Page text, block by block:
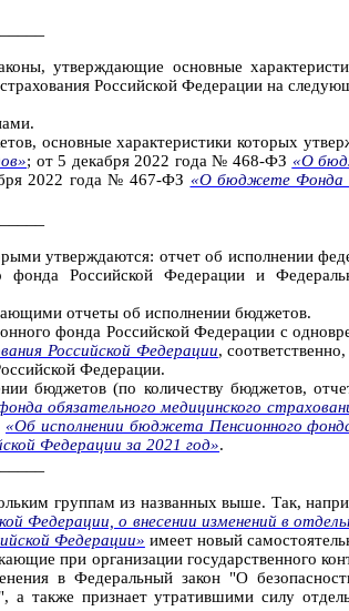
утверждающие основные
Российской Федерации на
основные характеристики которых
; от 5 декабря 2022 года № 468-ФЗ «О
2022 года № 467-ФЗ «О бюджете Фонда
утверждаются: отчет об исполнении
Российской Федерации и
отчеты об исполнении бюджетов.
фонда Российской Федерации с
Российской Федерации,
Федерации.
бюджетов (по количеству бюджетов,
обязательного медицинского
«Об исполнении бюджета Пенсионного
Федерации за 2021 год».
группам из названных выше. Так,
Федерации, о внесении изменений в
Федерации» имеет новый
при организации государственного
в Федеральный закон "О
а также признает утратившими силу